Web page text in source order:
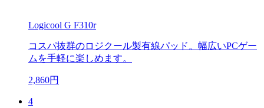
Logicool G F310r
コスパ抜群のロジクール製有線パッド。幅広いPCゲー
ムを手軽に楽しめます。
2,860円
4